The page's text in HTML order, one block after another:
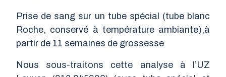
Prise de sang sur un tube spécial (tube blanc
Roche, conservé à température ambiante),à
partir de 11 semaines de grossesse
Nous sous-traitons cette analyse à l’UZ